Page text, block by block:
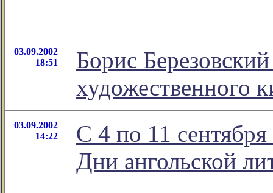
03.09.2002
18:51
Борис
художественного
03.09.2002
14:22
С 4 по 11
Дни ангольской